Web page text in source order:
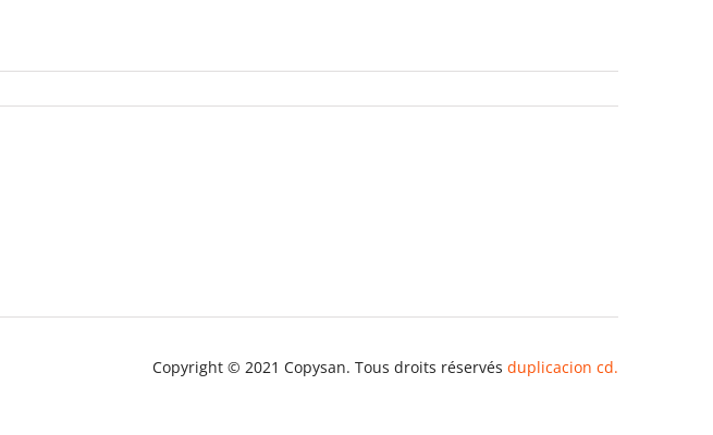
Copyright © 2021 Copysan. Tous droits réservésduplicacion cd.